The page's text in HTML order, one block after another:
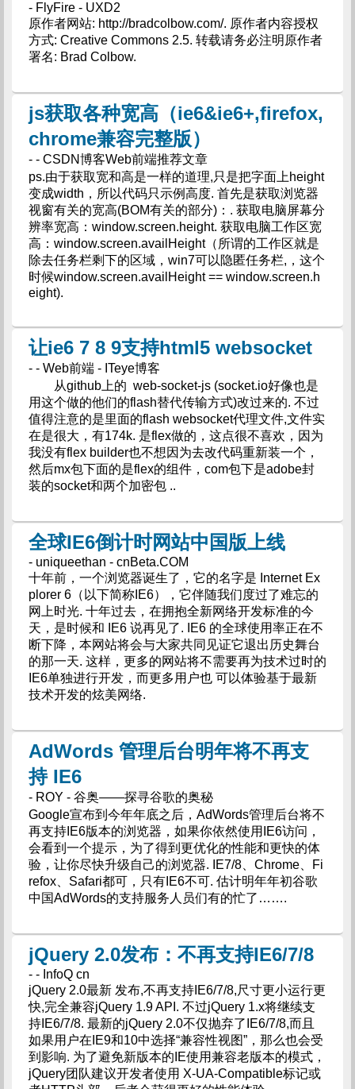
- FlyFire - UXD2
原作者网站: http://bradcolbow.com/. 原作者内容授权
方式: Creative Commons 2.5. 转载请务必注明原作者
署名: Brad Colbow.
js获取各种宽高（ie6&ie6+,firefox,
chrome兼容完整版）
- - CSDN博客Web前端推荐文章
ps.由于获取宽和高是一样的道理,只是把字面上height
变成width，所以代码只示例高度. 首先是获取浏览器
视窗有关的宽高(BOM有关的部分)：. 获取电脑屏幕分
辨率宽高：window.screen.height. 获取电脑工作区宽
高：window.screen.availHeight（所谓的工作区就是
除去任务栏剩下的区域，win7可以隐匿任务栏,，这个
时候window.screen.availHeight == window.screen.h
eight).
让ie6 7 8 9支持html5 websocket
- - Web前端 - ITeye博客
从github上的 web-socket-js (socket.io好像也是
用这个做的他们的flash替代传输方式)改过来的. 不过
值得注意的是里面的flash websocket代理文件,文件实
在是很大，有174k. 是flex做的，这点很不喜欢，因为
我没有flex builder也不想因为去改代码重新装一个，
然后mx包下面的是flex的组件，com包下是adobe封
装的socket和两个加密包 ..
全球IE6倒计时网站中国版上线
- uniqueethan - cnBeta.COM
十年前，一个浏览器诞生了，它的名字是 Internet Ex
plorer 6（以下简称IE6），它伴随我们度过了难忘的
网上时光. 十年过去，在拥抱全新网络开发标准的今
天，是时候和 IE6 说再见了. IE6 的全球使用率正在不
断下降，本网站将会与大家共同见证它退出历史舞台
的那一天. 这样，更多的网站将不需要再为技术过时的
IE6单独进行开发，而更多用户也 可以体验基于最新
技术开发的炫美网络.
AdWords 管理后台明年将不再支
持 IE6
- ROY - 谷奥——探寻谷歌的奥秘
Google宣布到今年年底之后，AdWords管理后台将不
再支持IE6版本的浏览器，如果你依然使用IE6访问，
会看到一个提示，为了得到更优化的性能和更快的体
验，让你尽快升级自己的浏览器. IE7/8、Chrome、Fi
refox、Safari都可，只有IE6不可. 估计明年年初谷歌
中国AdWords的支持服务人员们有的忙了…….
jQuery 2.0发布：不再支持IE6/7/8
- - InfoQ cn
jQuery 2.0最新 发布,不再支持IE6/7/8,尺寸更小运行更
快,完全兼容jQuery 1.9 API. 不过jQuery 1.x将继续支
持IE6/7/8. 最新的jQuery 2.0不仅抛弃了IE6/7/8,而且
如果用户在IE9和10中选择“兼容性视图”，那么也会受
到影响. 为了避免新版本的IE使用兼容老版本的模式，
jQuery团队建议开发者使用 X-UA-Compatible标记或